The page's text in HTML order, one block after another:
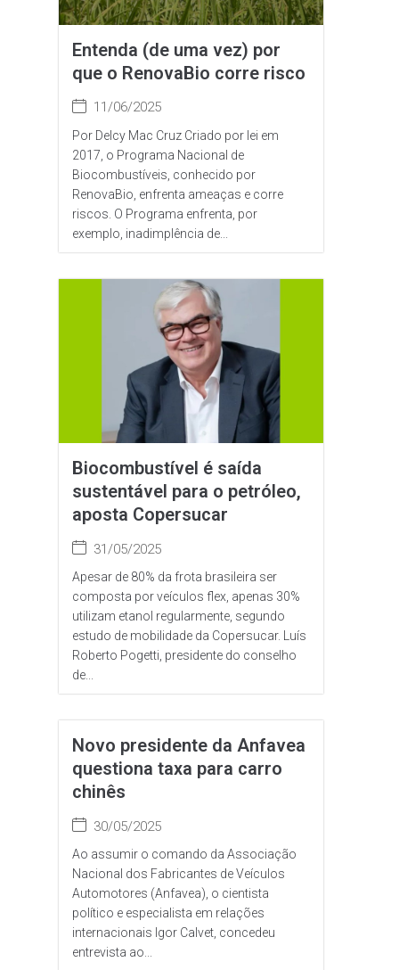
Entenda (de uma vez) por
que o RenovaBio corre risco
11/06/2025
Por Delcy Mac Cruz Criado por lei em
2017, o Programa Nacional de
Biocombustíveis, conhecido por
RenovaBio, enfrenta ameaças e corre
riscos. O Programa enfrenta, por
exemplo, inadimplência de...
Biocombustível é saída
sustentável para o petróleo,
aposta Copersucar
31/05/2025
Apesar de 80% da frota brasileira ser
composta por veículos flex, apenas 30%
utilizam etanol regularmente, segundo
estudo de mobilidade da Copersucar. Luís
Roberto Pogetti, presidente do conselho
de...
Novo presidente da Anfavea
questiona taxa para carro
chinês
30/05/2025
Ao assumir o comando da Associação
Nacional dos Fabricantes de Veículos
Automotores (Anfavea), o cientista
político e especialista em relações
internacionais Igor Calvet, concedeu
entrevista ao...